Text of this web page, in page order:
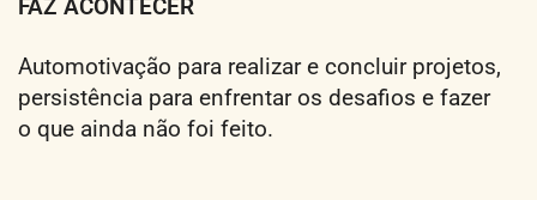
FAZ ACONTECER
Automotivação para realizar e concluir projetos,
persistência para enfrentar os desafios e fazer
o que ainda não foi feito.